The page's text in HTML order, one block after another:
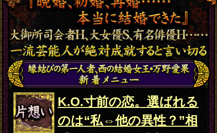
結婚
成婚男女4桁超×婚期断言
◆元宝塚女優も絶賛“あ
なたの愛結婚”全録